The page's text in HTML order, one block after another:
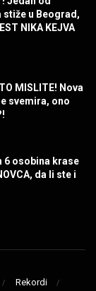
u Beograd,
NIKA KEJVA
MISLITE! Nova
svemira, ono
6 osobina krase
da li ste i
Rekordi